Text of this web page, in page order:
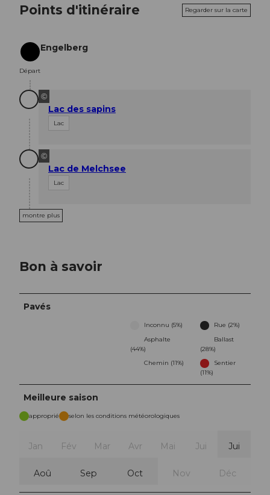
Points d'itinéraire Regarder sur la carte
Départ
Départ
Engelberg
©
Lac des sapins
Lac
©
Lac de Melchsee
Lac
montre plus
Bon à savoir
Pavés
Inconnu (5%)
Rue (2%)
Asphalte
(44%)
Ballast
(28%)
Chemin (11%)
Sentier
(11%)
Meilleure saison
approprié selon les conditions météorologiques
Jan Fév Mar Avr Mai Jui Jui
Aoû Sep Oct Nov Déc